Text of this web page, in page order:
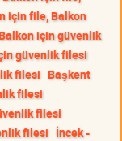
için file, Balkon
için güvenlik
güvenlik filesi
filesi Başkent
filesi
filesi
filesi İncek -